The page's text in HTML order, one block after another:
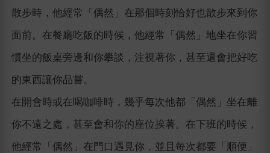
散步時，他經常「偶然」在那個時刻恰好也散步來到你
面前。在餐廳吃飯的時候，他經常「偶然」地坐在你習
慣坐的飯桌旁邊和你攀談，注視著你，甚至還會把好吃
的東西讓你品嘗。
在開會時或在喝咖啡時，幾乎每次他都「偶然」坐在離
你不遠之處，甚至會和你的座位挨著。在下班的時候，
他經常「偶然」在門口遇見你，並且每次都要「順便」